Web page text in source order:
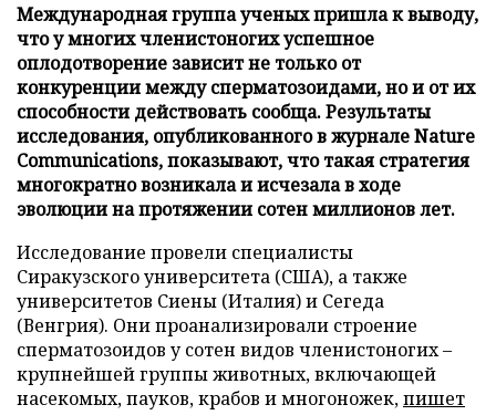
Международная группа ученых пришла к выводу,
что у многих членистоногих успешное
оплодотворение зависит не только от
конкуренции между сперматозоидами, но и от их
способности действовать сообща. Результаты
исследования, опубликованного в журнале Nature
Communications, показывают, что такая стратегия
многократно возникала и исчезала в ходе
эволюции на протяжении сотен миллионов лет.
Исследование провели специалисты
Сиракузского университета (США), а также
университетов Сиены (Италия) и Сегеда
(Венгрия). Они проанализировали строение
сперматозоидов у сотен видов членистоногих –
крупнейшей группы животных, включающей
насекомых, пауков, крабов и многоножек,пишет